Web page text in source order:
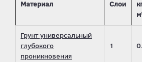
Материал Слои
Грунт универсальный
глубокого
проникновения
1